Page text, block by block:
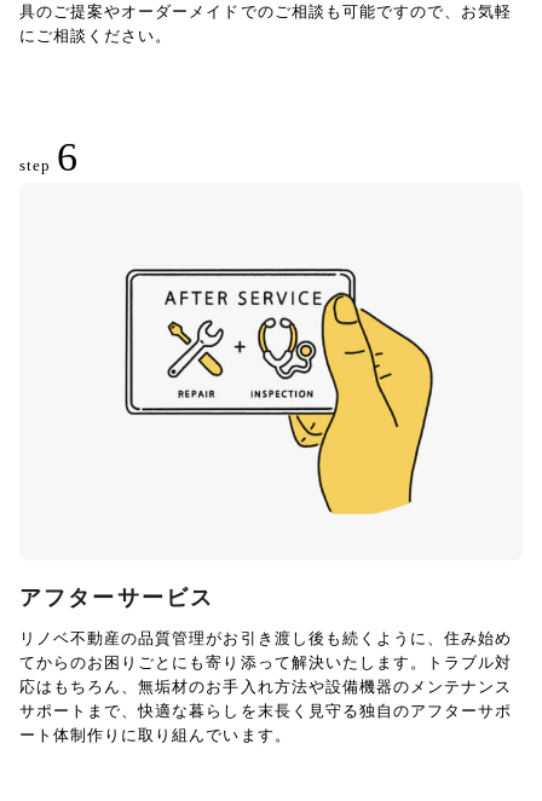
具のご提案やオーダーメイドでのご相談も可能ですので、お気軽
にご相談ください。
step 6
アフターサービス
リノベ不動産の品質管理がお引き渡し後も続くように、住み始め
てからのお困りごとにも寄り添って解決いたします。トラブル対
応はもちろん、無垢材のお手入れ方法や設備機器のメンテナンス
サポートまで、快適な暮らしを末長く見守る独自のアフターサポ
ート体制作りに取り組んでいます。